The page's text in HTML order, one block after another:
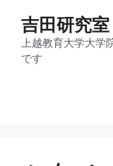
吉田研究室
上越教育大学大学
です